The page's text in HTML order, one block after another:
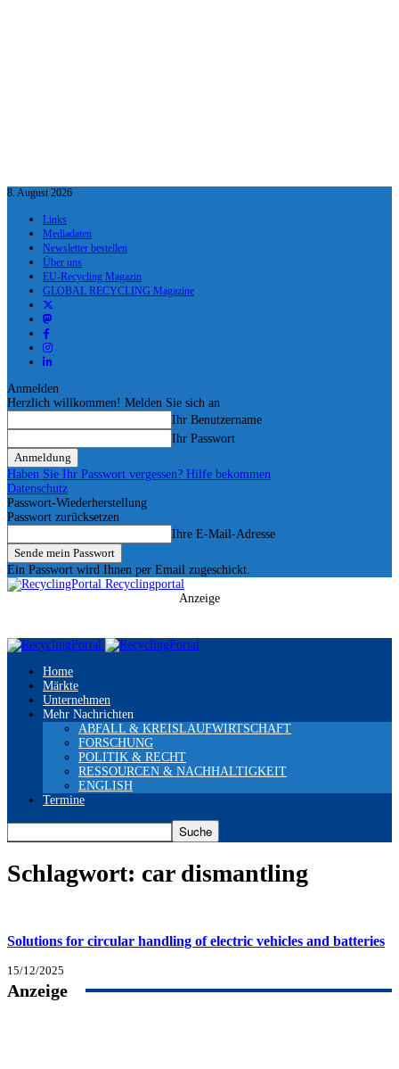
8. August 2026
Links
Mediadaten
Newsletter bestellen
Über uns
EU-Recycling Magazin
GLOBAL RECYCLING Magazine
Anmelden
Herzlich willkommen! Melden Sie sich an
Ihr Benutzername
Ihr Passwort
Haben Sie Ihr Passwort vergessen? Hilfe bekommen
Datenschutz
Passwort-Wiederherstellung
Passwort zurücksetzen
Ihre E-Mail-Adresse
Ein Passwort wird Ihnen per Email zugeschickt.
Recyclingportal
Anzeige
Home
Märkte
Unternehmen
Mehr Nachrichten
ABFALL & KREISLAUFWIRTSCHAFT
FORSCHUNG
POLITIK & RECHT
RESSOURCEN & NACHHALTIGKEIT
ENGLISH
Termine
Schlagwort: car dismantling
Solutions for circular handling of electric vehicles and batteries
15/12/2025
Anzeige